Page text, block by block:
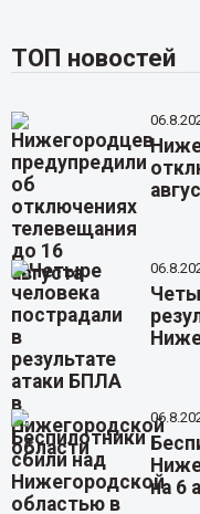
ТОП новостей
на 6